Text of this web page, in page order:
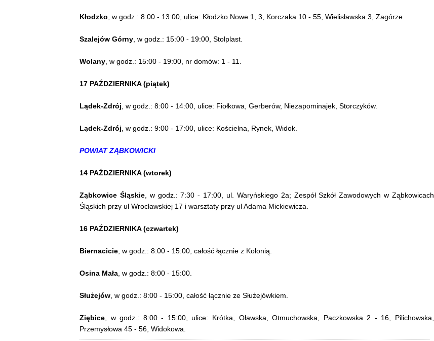
Kłodzko , w godz.: 8:00 - 13:00, ulice: Kłodzko Nowe 1, 3, Korczaka 10 - 55, Wielisławska 3, Zagórze.
Szalejów Górny , w godz.: 15:00 - 19:00, Stolplast.
Wolany , w godz.: 15:00 - 19:00, nr domów: 1 - 11.
17 PAŹDZIERNIKA (piątek)
Lądek-Zdrój , w godz.: 8:00 - 14:00, ulice: Fiołkowa, Gerberów, Niezapominajek, Storczyków.
Lądek-Zdrój , w godz.: 9:00 - 17:00, ulice: Kościelna, Rynek, Widok.
POWIAT ZĄBKOWICKI
14 PAŹDZIERNIKA (wtorek)
Ząbkowice Śląskie, w godz.: 7:30 - 17:00, ul. Waryńskiego 2a; Zespół Szkół Zawodowych w Ząbkowicach
Śląskich przy ul Wrocławskiej 17 i warsztaty przy ul Adama Mickiewicza.
16 PAŹDZIERNIKA (czwartek)
Biernacicie , w godz.: 8:00 - 15:00, całość łącznie z Kolonią.
Osina Mała , w godz.: 8:00 - 15:00.
Służejów , w godz.: 8:00 - 15:00, całość łącznie ze Służejówkiem.
Ziębice , w godz.: 8:00 - 15:00, ulice: Krótka, Oławska, Otmuchowska, Paczkowska 2 - 16, Pilichowska,
Przemysłowa 45 - 56, Widokowa.